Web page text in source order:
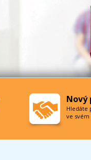
Nový
Hledáte
ve svém